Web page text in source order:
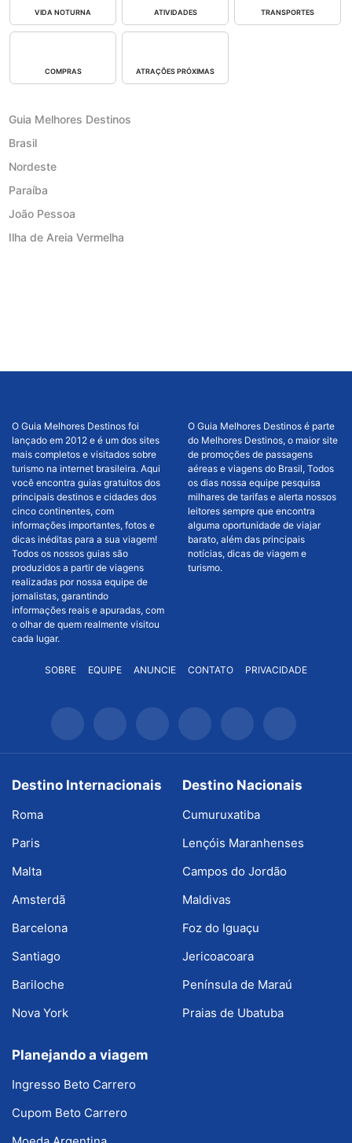
VIDA NOTURNA ATIVIDADES TRANSPORTES
COMPRAS ATRAÇÕES PRÓXIMAS
Guia Melhores Destinos
Brasil
Nordeste
Paraíba
João Pessoa
Ilha de Areia Vermelha
O Guia Melhores Destinos foi
lançado em 2012 e é um dos sites
mais completos e visitados sobre
turismo na internet brasileira. Aqui
você encontra guias gratuitos dos
principais destinos e cidades dos
cinco continentes, com
informações importantes, fotos e
dicas inéditas para a sua viagem!
Todos os nossos guias são
produzidos a partir de viagens
realizadas por nossa equipe de
jornalistas, garantindo
informações reais e apuradas, com
o olhar de quem realmente visitou
cada lugar.
O Guia Melhores Destinos é parte
do Melhores Destinos, o maior site
de promoções de passagens
aéreas e viagens do Brasil, Todos
os dias nossa equipe pesquisa
milhares de tarifas e alerta nossos
leitores sempre que encontra
alguma oportunidade de viajar
barato, além das principais
notícias, dicas de viagem e
turismo.
SOBRE EQUIPE ANUNCIE CONTATO PRIVACIDADE
Destino Internacionais
Roma
Paris
Malta
Amsterdã
Barcelona
Santiago
Bariloche
Nova York
Destino Nacionais
Cumuruxatiba
Lençóis Maranhenses
Campos do Jordão
Maldivas
Foz do Iguaçu
Jericoacoara
Península de Maraú
Praias de Ubatuba
Planejando a viagem
Ingresso Beto Carrero
Cupom Beto Carrero